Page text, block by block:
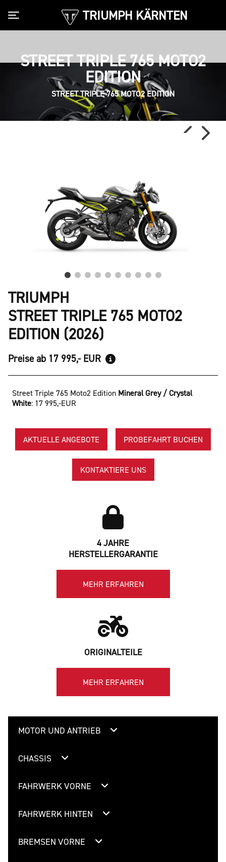
TRIUMPH KÄRNTEN
Toggle navigation
STREET TRIPLE 765 MOTO2
EDITION
STREET TRIPLE 765 MOTO2 EDITION
TRIUMPH
STREET TRIPLE 765 MOTO2
EDITION (2026)
Preise ab 17 995,- EUR
Street Triple 765 Moto2 Edition Mineral Grey / Crystal
White: 17 995,-EUR
PROBEFAHRT BUCHEN
AKTUELLE ANGEBOTE
KONTAKTIERE UNS
4 JAHRE
HERSTELLERGARANTIE
MEHR ERFAHREN
ORIGINALTEILE
MEHR ERFAHREN
MOTOR UND ANTRIEB
CHASSIS
FAHRWERK VORNE
FAHRWERK HINTEN
BREMSEN VORNE